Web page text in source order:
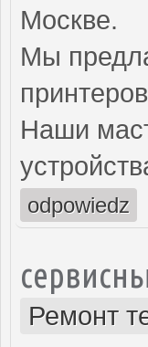
Москве.
Мы
Наши
odpowiedz
Ремонт